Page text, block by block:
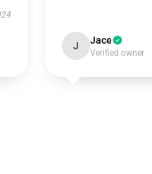
J Jace
Verified owner